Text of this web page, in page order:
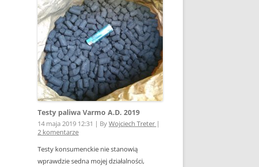
PROBLEMY WE WSPÓŁPRACY
FOTOWOLTAIKI Z SIECIĄ
PRĄD STAŁY W FOTOWOLTAICE –
SZCZEGÓŁ W KTÓRYM TKWI
NOWE ZASADY ROZLICZENIA
FOTOWOLTAIKI – JAK ŻYĆ?
KROKU
– PYTANIA
I SADZY
Testy paliwa Varmo A.D. 2019
14 maja 2019 12:31 | ByWojciech Treter |
2 komentarze
Testy konsumenckie nie stanowią
wprawdzie sedna mojej działalności,